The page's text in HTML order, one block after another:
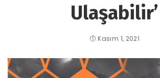
Ulaşabilir’
Kasım 1, 2021